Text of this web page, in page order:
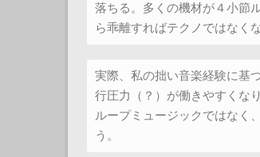
落ちる。多くの機材が４小節
ら乖離すればテクノではなく
実際、私の拙い音楽経験に基
行圧力（？）が働きやすくな
ループミュージックではなく
う。